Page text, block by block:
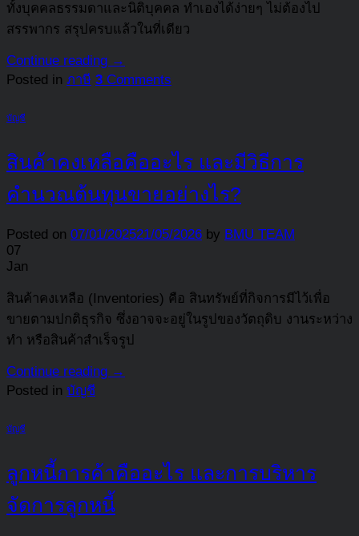
ทั้งบุคคลธรรมดาและนิติบุคคล ทำเองได้ง่ายๆ ไม่ต้องไป
สรรพากร สรุปครบแล้วในที่เดียว
Continue reading →
Posted in ภาษี 3 Comments
บัญชี
สินค้าคงเหลือคืออะไร และมีวิธีการ
คำนวณต้นทุนขายอย่างไร?
Posted on 07/01/202521/05/2026 by BMU TEAM
07
Jan
สินค้าคงเหลือ (Inventories) คือ สินทรัพย์ที่กิจการมีไว้เพื่อ
ขายตามปกติธุรกิจ ซึ่งอาจจะอยู่ในรูปของวัตถุดิบ งานระหว่าง
ทำ หรือสินค้าสำเร็จรูป
Continue reading →
Posted in บัญชี
บัญชี
ลูกหนี้การค้าคืออะไร และการบริหาร
จัดการลูกหนี้